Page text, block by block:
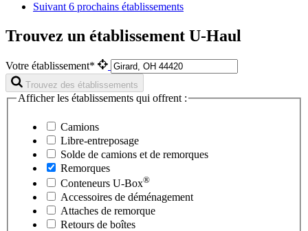
Suivant 6 prochains établissements
Trouvez un établissement U-Haul
Votre établissement*
Trouvez des établissements
Afficher les établissements qui offrent :
Camions
Libre-entreposage
Solde de camions et de remorques
Remorques
Conteneurs U-Box®
Accessoires de déménagement
Attaches de remorque
Retours de boîtes